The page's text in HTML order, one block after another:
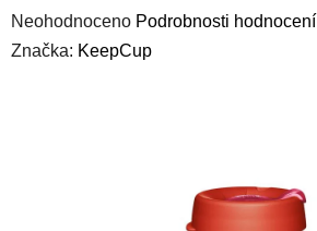
Průměrné
hodnocení
Neohodnoceno Podrobnosti hodnocení
Značka: KeepCup